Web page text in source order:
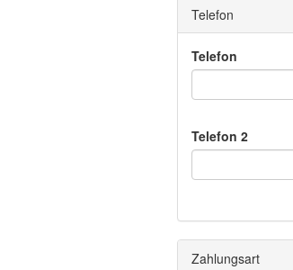
Telefon
Telefon
Telefon 2
Zahlungsart